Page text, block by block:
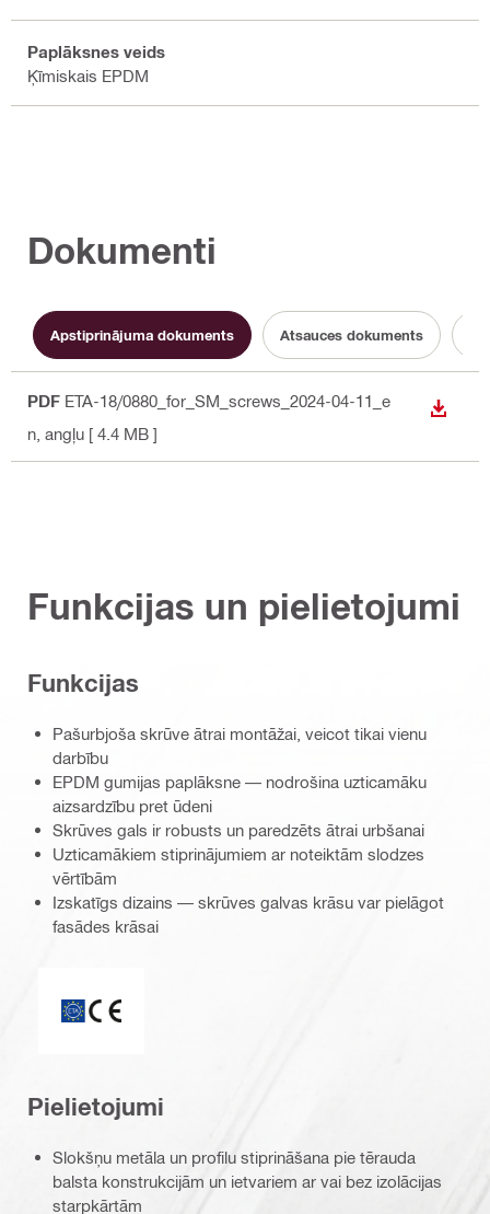
Paplāksnes veids
Ķīmiskais EPDM
Dokumenti
Apstiprinājuma dokuments Atsauces dokuments
PDF ETA-18/0880_for_SM_screws_2024-04-11_e
n , angļu [ 4.4 MB ]
Funkcijas un pielietojumi
Funkcijas
Pašurbjoša skrūve ātrai montāžai, veicot tikai vienu
darbību
EPDM gumijas paplāksne — nodrošina uzticamāku
aizsardzību pret ūdeni
Skrūves gals ir robusts un paredzēts ātrai urbšanai
Uzticamākiem stiprinājumiem ar noteiktām slodzes
vērtībām
Izskatīgs dizains — skrūves galvas krāsu var pielāgot
fasādes krāsai
Pielietojumi
Slokšņu metāla un profilu stiprināšana pie tērauda
balsta konstrukcijām un ietvariem ar vai bez izolācijas
starpkārtām